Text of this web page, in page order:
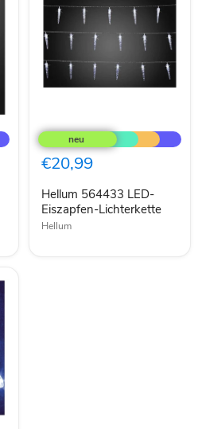
564433
LED-
Eiszapfen-
Lichterkette
€20,99
Hellum 564433 LED-
Eiszapfen-Lichterkette
Hellum